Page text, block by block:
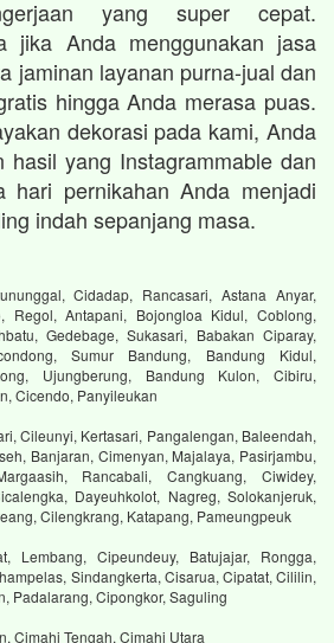
yang super cepat.
jika Anda menggunakan jasa
jaminan layanan purna-jual dan
hingga Anda merasa puas.
dekorasi pada kami, Anda
hasil yang Instagrammable dan
hari pernikahan Anda menjadi
indah sepanjang masa.
Cidadap, Rancasari, Astana Anyar,
Regol, Antapani, Bojongloa Kidul, Coblong,
Gedebage, Sukasari, Babakan Ciparay,
Sumur Bandung, Bandung Kidul,
Ujungberung, Bandung Kulon, Cibiru,
Cicendo, Panyileukan
Cileunyi, Kertasari, Pangalengan, Baleendah,
Banjaran, Cimenyan, Majalaya, Pasirjambu,
Rancabali, Cangkuang, Ciwidey,
Dayeuhkolot, Nagreg, Solokanjeruk,
Cilengkrang, Katapang, Pameungpeuk
Lembang, Cipeundeuy, Batujajar, Rongga,
Sindangkerta, Cisarua, Cipatat, Cililin,
Padalarang, Cipongkor, Saguling
Cimahi Tengah, Cimahi Utara